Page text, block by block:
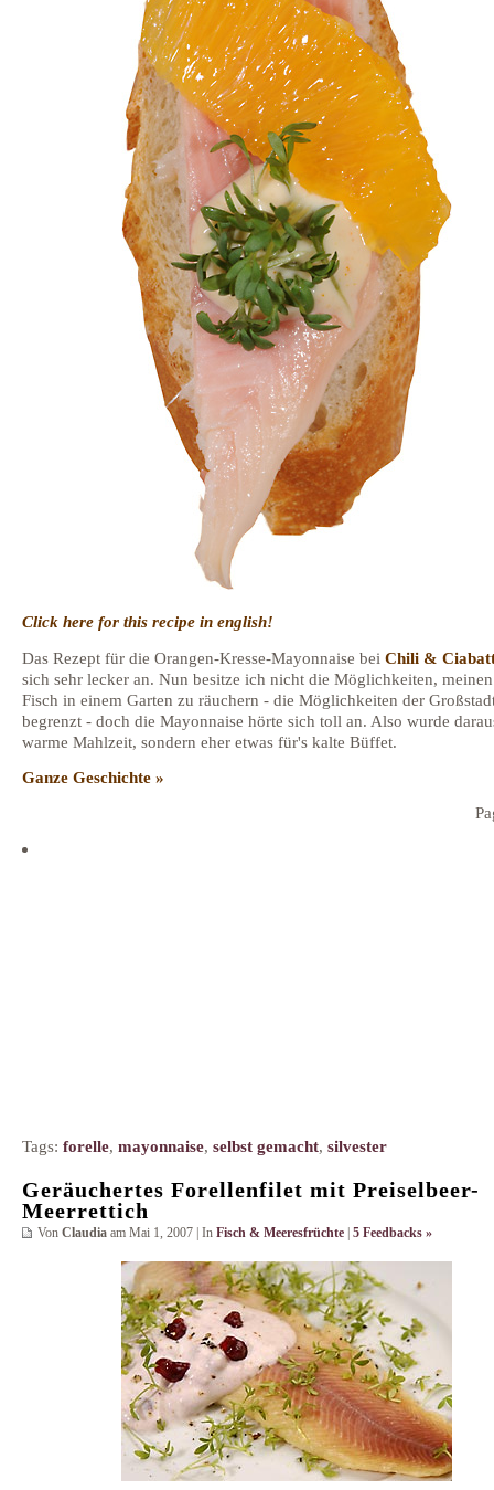
Click here for this recipe in english!
Das Rezept für die Orangen-Kresse-Mayonnaise bei Chili &
sich sehr lecker an. Nun besitze ich nicht die Möglichkeiten,
Fisch in einem Garten zu räuchern - die Möglichkeiten der
begrenzt - doch die Mayonnaise hörte sich toll an. Also wurde
warme Mahlzeit, sondern eher etwas für's kalte Büffet.
Ganze Geschichte »
Tags: forelle, mayonnaise, selbst gemacht, silvester
Geräuchertes Forellenfilet mit Preiselbeer-
Meerrettich
Von Claudia am Mai 1, 2007 | In Fisch & Meeresfrüchte | 5 Feedbacks »